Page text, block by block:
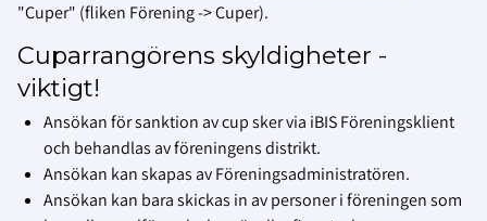
"Cuper" (fliken Förening -> Cuper).
Cuparrangörens skyldigheter -
viktigt!
Ansökan för sanktion av cup sker via iBIS Föreningsklient
och behandlas av föreningens distrikt.
Ansökan kan skapas av Föreningsadministratören.
Ansökan kan bara skickas in av personer i föreningen som